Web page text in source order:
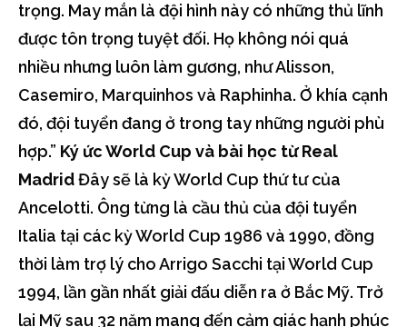
trọng. May mắn là đội hình này có những thủ lĩnh
được tôn trọng tuyệt đối. Họ không nói quá
nhiều nhưng luôn làm gương, như Alisson,
Casemiro, Marquinhos và Raphinha. Ở khía cạnh
đó, đội tuyển đang ở trong tay những người phù
hợp.” Ký ức World Cup và bài học từ Real
MadridĐây sẽ là kỳ World Cup thứ tư của
Ancelotti. Ông từng là cầu thủ của đội tuyển
Italia tại các kỳ World Cup 1986 và 1990, đồng
thời làm trợ lý cho Arrigo Sacchi tại World Cup
1994, lần gần nhất giải đấu diễn ra ở Bắc Mỹ. Trở
lại Mỹ sau 32 năm mang đến cảm giác hạnh phúc